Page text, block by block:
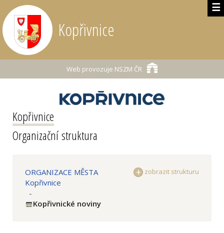
☰
Kopřivnice
Web provozuje NSZM ČR
Kopřivnice
Organizační struktura
zobrazit strukturu
ORGANIZACE MĚSTA
Kopřivnice
-
Kopřivnické noviny